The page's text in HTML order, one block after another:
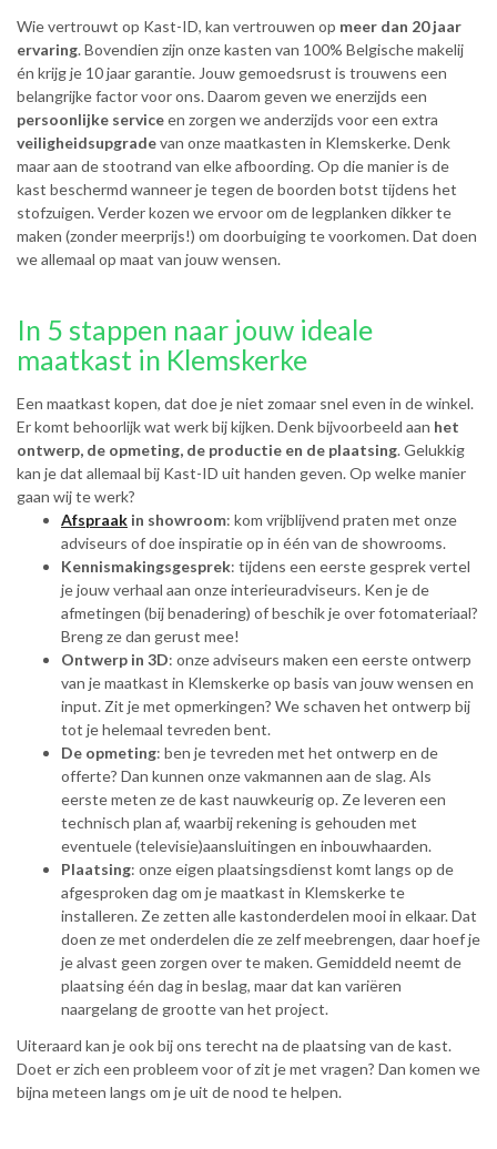
Wie vertrouwt op Kast-ID, kan vertrouwen op meer dan 20 jaar
ervaring. Bovendien zijn onze kasten van 100% Belgische makelij
én krijg je 10 jaar garantie. Jouw gemoedsrust is trouwens een
belangrijke factor voor ons. Daarom geven we enerzijds een
persoonlijke serviceen zorgen we anderzijds voor een extra
veiligheidsupgradevan onze maatkasten in Klemskerke. Denk
maar aan de stootrand van elke afboording. Op die manier is de
kast beschermd wanneer je tegen de boorden botst tijdens het
stofzuigen. Verder kozen we ervoor om de legplanken dikker te
maken (zonder meerprijs!) om doorbuiging te voorkomen. Dat doen
we allemaal op maat van jouw wensen.
In 5 stappen naar jouw ideale
maatkast in Klemskerke
Een maatkast kopen, dat doe je niet zomaar snel even in de winkel.
Er komt behoorlijk wat werk bij kijken. Denk bijvoorbeeld aan het
ontwerp, de opmeting, de productie en de plaatsing. Gelukkig
kan je dat allemaal bij Kast-ID uit handen geven. Op welke manier
gaan wij te werk?
Afspraak in showroom: kom vrijblijvend praten met onze
adviseurs of doe inspiratie op in één van de showrooms.
Kennismakingsgesprek: tijdens een eerste gesprek vertel
je jouw verhaal aan onze interieuradviseurs. Ken je de
afmetingen (bij benadering) of beschik je over fotomateriaal?
Breng ze dan gerust mee!
Ontwerp in 3D: onze adviseurs maken een eerste ontwerp
van je maatkast in Klemskerke op basis van jouw wensen en
input. Zit je met opmerkingen? We schaven het ontwerp bij
tot je helemaal tevreden bent.
De opmeting: ben je tevreden met het ontwerp en de
offerte? Dan kunnen onze vakmannen aan de slag. Als
eerste meten ze de kast nauwkeurig op. Ze leveren een
technisch plan af, waarbij rekening is gehouden met
eventuele (televisie)aansluitingen en inbouwhaarden.
Plaatsing: onze eigen plaatsingsdienst komt langs op de
afgesproken dag om je maatkast in Klemskerke te
installeren. Ze zetten alle kastonderdelen mooi in elkaar. Dat
doen ze met onderdelen die ze zelf meebrengen, daar hoef je
je alvast geen zorgen over te maken. Gemiddeld neemt de
plaatsing één dag in beslag, maar dat kan variëren
naargelang de grootte van het project.
Uiteraard kan je ook bij ons terecht na de plaatsing van de kast.
Doet er zich een probleem voor of zit je met vragen? Dan komen we
bijna meteen langs om je uit de nood te helpen.